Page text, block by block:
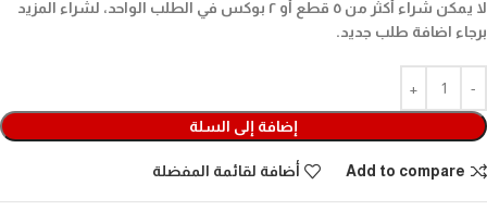
لا يمكن شراء أكثر من ٥ قطع أو ٢ بوكس في الطلب الواحد، لشراء المزيد
برجاء اضافة طلب جديد.
إضافة إلى السلة
Add to compare أضافة لقائمة المفضلة